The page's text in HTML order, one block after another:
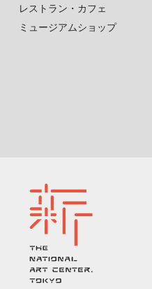
レストラン・カフェ
ミュージアムショップ